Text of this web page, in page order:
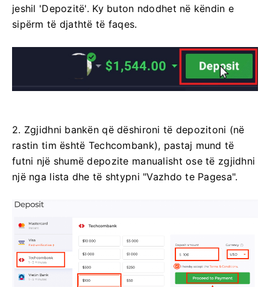
jeshil 'Depozitë'. Ky buton ndodhet në këndin e
sipërm të djathtë të faqes.
2. Zgjidhni bankën që dëshironi të depozitoni (në
rastin tim është Techcombank), pastaj mund të
futni një shumë depozite manualisht ose të zgjidhni
një nga lista dhe të shtypni "Vazhdo te Pagesa".